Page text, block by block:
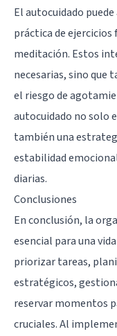
El autocuidado
práctica de
meditación. Estos
necesarias, sino que
el riesgo de
autocuidado no solo
también una
estabilidad
diarias.
Conclusiones
En conclusión, la
esencial para una
priorizar tareas,
estratégicos,
reservar momentos
cruciales. Al